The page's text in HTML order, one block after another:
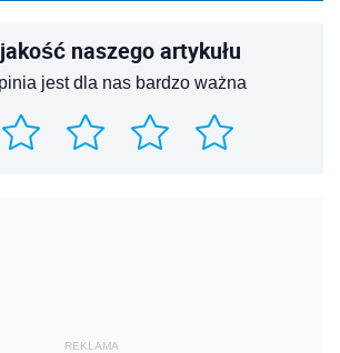
naszego artykułu
jest dla nas bardzo ważna
REKLAMA